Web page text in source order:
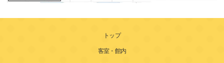
トップ
客室・館内